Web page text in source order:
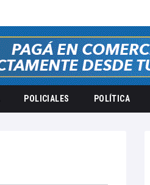
POLICIALES POLÍTICA